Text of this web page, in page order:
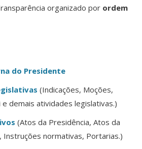
organizado por ordem
do Presidente
(Indicações, Moções,
demais atividades legislativas.)
(Atos da Presidência, Atos da
Instruções normativas, Portarias.)